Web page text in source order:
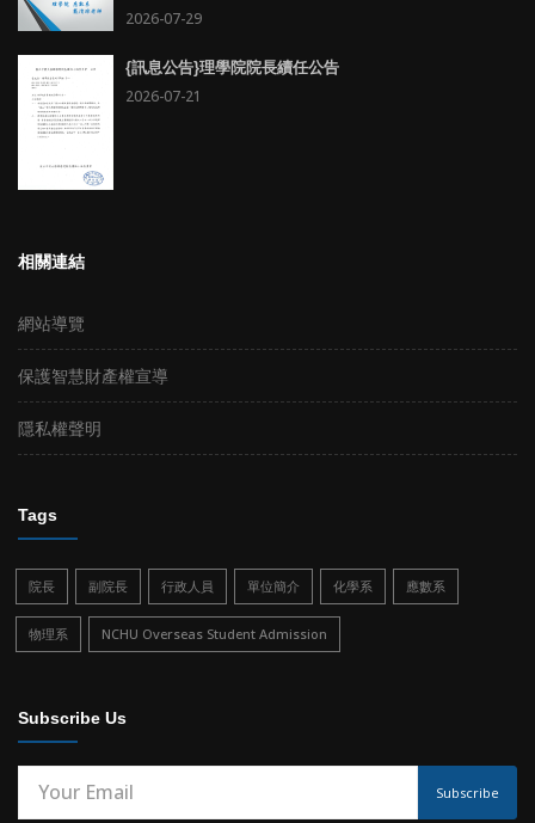
2026-07-29
{訊息公告}理學院院長續任公告
2026-07-21
相關連結
網站導覽
保護智慧財產權宣導
隱私權聲明
Tags
院長 副院長 行政人員 單位簡介 化學系 應數系
物理系 NCHU Overseas Student Admission
Subscribe Us
Subscribe